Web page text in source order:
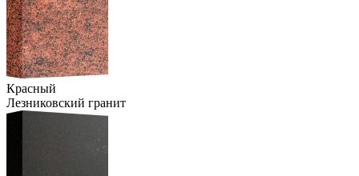
Красный
Лезниковский гранит